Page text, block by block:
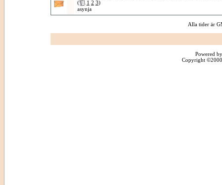
(
1 2 3)
asynja
Alla tider är
Powered
Copyright